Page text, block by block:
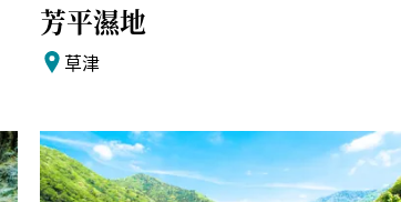
芳平濕地
草津